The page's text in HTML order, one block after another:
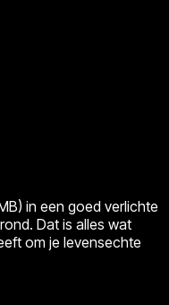
in een goed verlichte
Dat is alles wat
om je levensechte